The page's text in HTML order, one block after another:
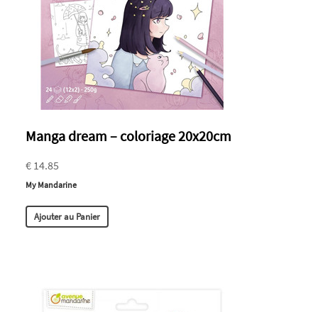
Manga dream – coloriage 20x20cm
€ 14.85
My Mandarine
Ajouter au Panier